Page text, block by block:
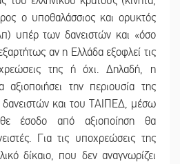
ο υποθαλάσσιος και ορυκτός
υπέρ των δανειστών και «όσο
αν η Ελλάδα εξοφλεί τις
της ή όχι. Δηλαδή, η
την περιουσία της
δανειστών και του ΤΑΙΠΕΔ, μέσω
έσοδο από αξιοποίηση θα
Για τις υποχρεώσεις της
δίκαιο, που δεν αναγνωρίζει